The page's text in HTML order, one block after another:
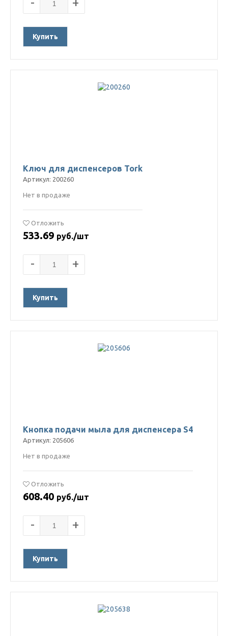
Купить
Ключ для диспенсеров Tork
Артикул: 200260
Нет в продаже
Отложить
533.69 руб./шт
- +
Купить
Кнопка подачи мыла для диспенсера S4
Артикул: 205606
Нет в продаже
Отложить
608.40 руб./шт
- +
Купить